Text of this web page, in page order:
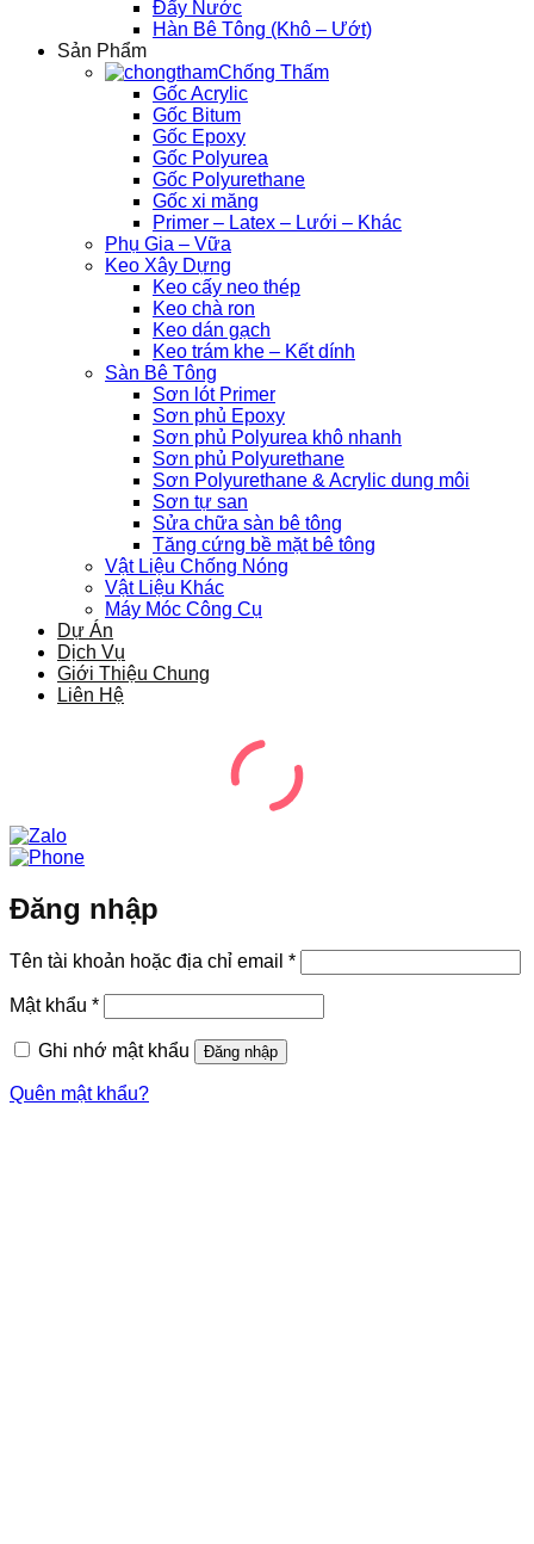
Đẩy Nước
Hàn Bê Tông (Khô – Ướt)
Sản Phẩm
Chống Thấm
Gốc Acrylic
Gốc Bitum
Gốc Epoxy
Gốc Polyurea
Gốc Polyurethane
Gốc xi măng
Primer – Latex – Lưới – Khác
Phụ Gia – Vữa
Keo Xây Dựng
Keo cấy neo thép
Keo chà ron
Keo dán gạch
Keo trám khe – Kết dính
Sàn Bê Tông
Sơn lót Primer
Sơn phủ Epoxy
Sơn phủ Polyurea khô nhanh
Sơn phủ Polyurethane
Sơn Polyurethane & Acrylic dung môi
Sơn tự san
Sửa chữa sàn bê tông
Tăng cứng bề mặt bê tông
Vật Liệu Chống Nóng
Vật Liệu Khác
Máy Móc Công Cụ
Dự Án
Dịch Vụ
Giới Thiệu Chung
Liên Hệ
Đăng nhập
Tên tài khoản hoặc địa chỉ email *Bắt
buộc
Mật khẩu *Bắt
buộc
Ghi nhớ mật khẩu
Đăng nhập
Quên mật khẩu?